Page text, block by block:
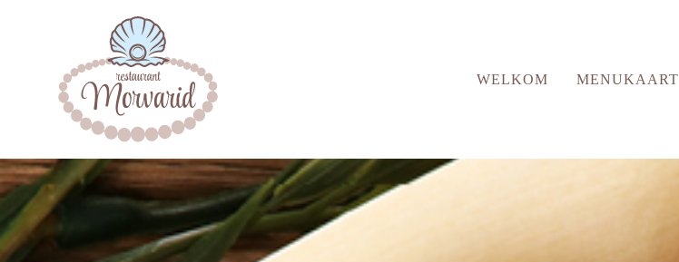
WELKOM MENUKAART